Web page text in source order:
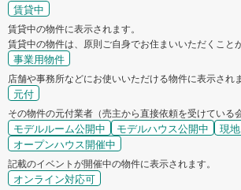
賃貸中
賃貸中の物件に表示されます。
賃貸中の物件は、原則ご自身でお住まいいただくこと
事業用物件
店舗や事務所などにお使いいただける物件に表示されま
元付
その物件の元付業者（売主から直接依頼を受けている
モデルルーム公開中 モデルハウス公開中
現
オープンハウス開催中
記載のイベントが開催中の物件に表示されます。
オンライン対応可